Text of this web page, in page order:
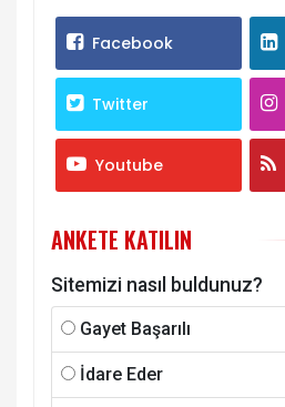
Facebook
Twitter
Youtube
ANKETE KATILIN
Sitemizi nasıl buldunuz?
Gayet Başarılı
İdare Eder